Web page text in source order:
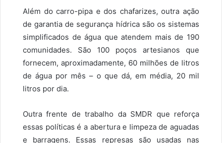
Além do carro-pipa e dos chafarizes, outra ação
de garantia de segurança hídrica são os sistemas
simplificados de água que atendem mais de 190
comunidades. São 100 poços artesianos que
fornecem, aproximadamente, 60 milhões de litros
de água por mês – o que dá, em média, 20 mil
litros por dia.
Outra frente de trabalho da SMDR que reforça
essas políticas é a abertura e limpeza de aguadas
e barragens. Essas represas são usadas nas